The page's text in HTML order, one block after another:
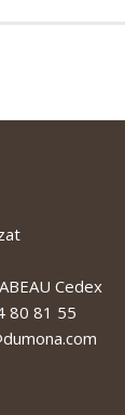
Cedex
80 81 55